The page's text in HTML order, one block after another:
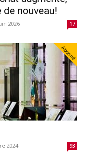
nouveau!
2026 17
Abonné
2024 93